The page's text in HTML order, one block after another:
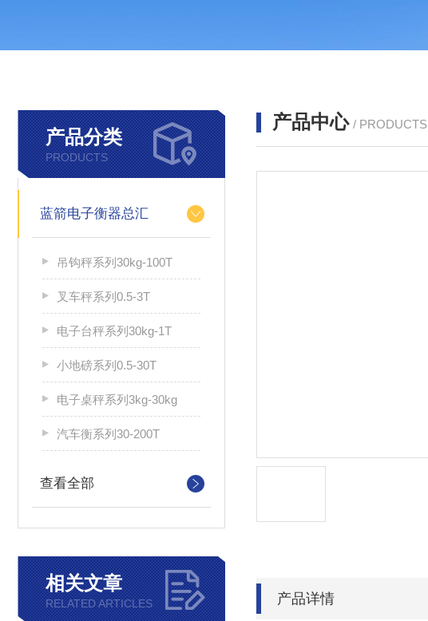
产品分类
PRODUCTS
蓝箭电子衡器总汇
吊钩秤系列30kg-100T
叉车秤系列0.5-3T
电子台秤系列30kg-1T
小地磅系列0.5-30T
电子桌秤系列3kg-30kg
汽车衡系列30-200T
查看全部
相关文章
RELATED ARTICLES
产品中心 / PRODUCTS
产品详情